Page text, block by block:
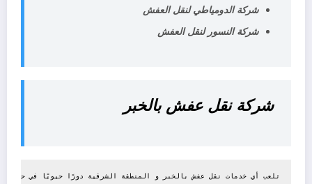
شركةالدومياطي لنقل العفش
شركة النسور لنقل العفش
شركة نقل عفشبالخبر
تلعب أي خدمات نقل عفش بالخبر و المنطقة الشرقية دورًا حيويًا في حياة